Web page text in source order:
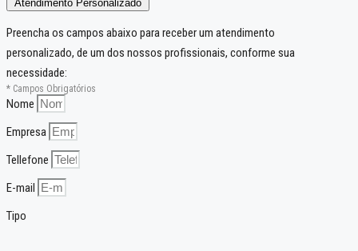
Atendimento Personalizado
Preencha os campos abaixo para receber um atendimento
personalizado, de um dos nossos profissionais, conforme sua
necessidade:
* Campos Obrigatórios
Nome
Empresa
Tellefone
E-mail
Tipo